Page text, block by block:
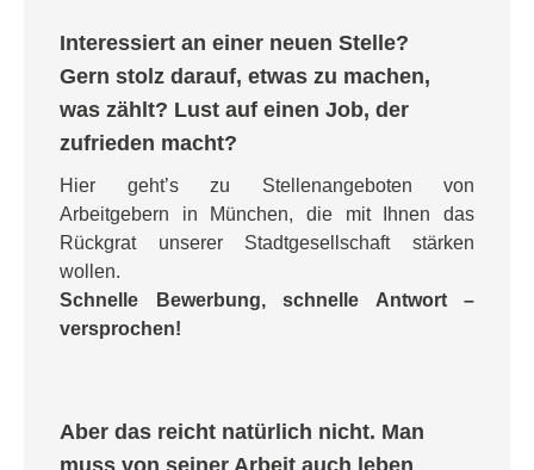
Aber das reicht natürlich nicht. Man
muss von seiner Arbeit auch leben
Interessiert an einer neuen Stelle?
Gern stolz darauf, etwas zu machen,
was zählt? Lust auf einen Job, der
zufrieden macht?
Hier geht’s zu Stellenangeboten von
Arbeitgebern in München, die mit Ihnen das
Rückgrat unserer Stadtgesellschaft stärken
wollen.
Schnelle Bewerbung, schnelle Antwort –
versprochen!